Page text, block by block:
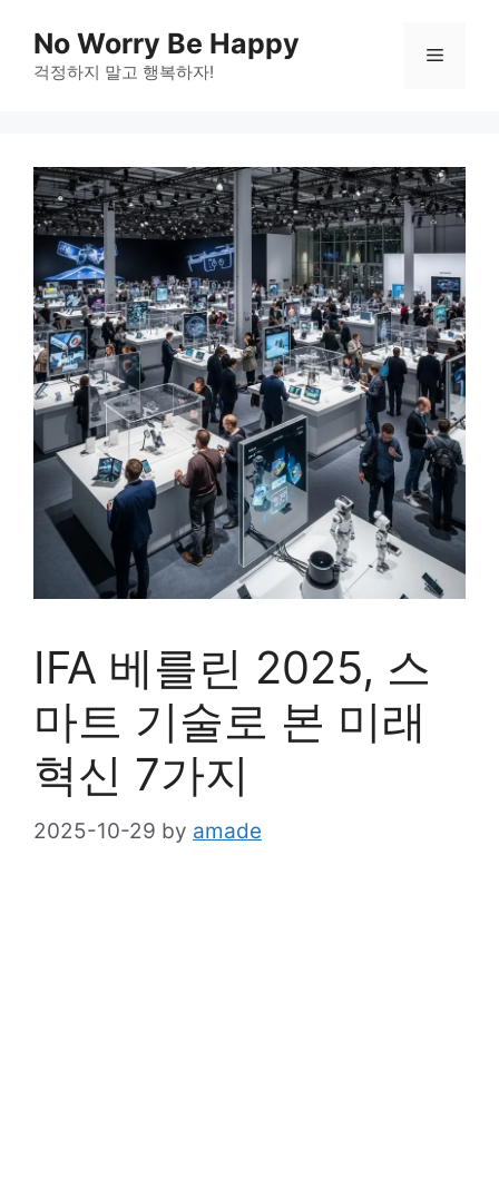
content
No Worry Be Happy
걱정하지 말고 행복하자!
Menu
IFA 베를린 2025, 스
마트 기술로 본 미래
혁신 7가지
2025-10-29 by amade